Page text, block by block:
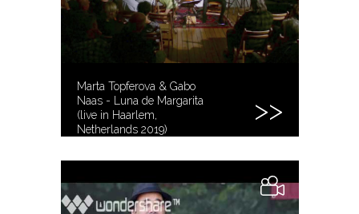
Marta Topferova & Gabo
Naas - Luna de Margarita
(live in Haarlem,
Netherlands 2019)